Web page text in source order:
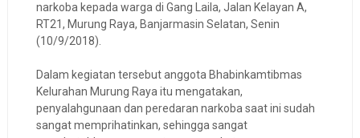
narkoba kepada warga di Gang Laila, Jalan Kelayan A,
RT21, Murung Raya, Banjarmasin Selatan, Senin
(10/9/2018).
Dalam kegiatan tersebut anggota Bhabinkamtibmas
Kelurahan Murung Raya itu mengatakan,
penyalahgunaan dan peredaran narkoba saat ini sudah
sangat memprihatinkan, sehingga sangat